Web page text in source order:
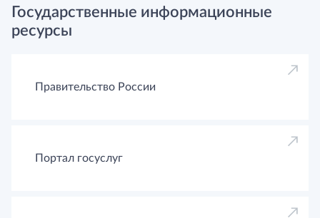
Государственные информационные
ресурсы
Правительство России
Портал госуслуг